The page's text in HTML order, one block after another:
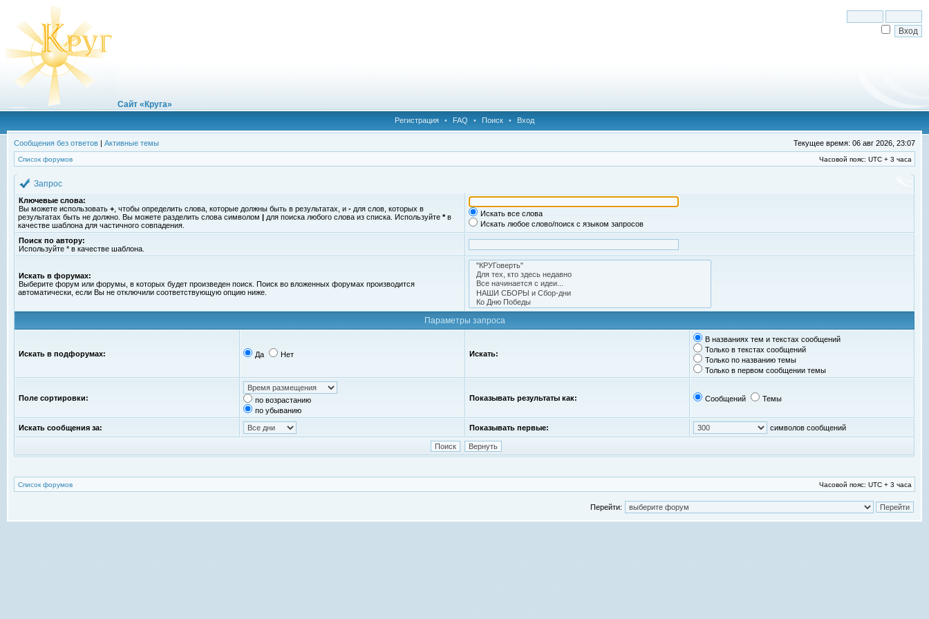
Сайт «Круга»
Регистрация • FAQ • Поиск • Вход
Сообщения без ответов | Активные темы Текущее время: 06 авг 2026, 23:07
Список форумов Часовой пояс: UTC + 3 часа
Запрос
Ключевые слова:
Вы можете использовать + , чтобы определить слова, которые должны быть в результатах, и - для слов, которых в
результатах быть не должно. Вы можете разделить слова символом | для поиска любого слова из списка. Используйте *в
качестве шаблона для частичного совпадения.
Искать все слова
Искать любое слово/поиск с языком запросов
Поиск по автору:
Используйте * в качестве шаблона.
Искать в форумах:
Выберите форум или форумы, в которых будет произведен поиск. Поиск во вложенных форумах производится
автоматически, если Вы не отключили соответствующую опцию ниже.
Параметры запроса
Искать в подфорумах: Да Нет Искать:
В названиях тем и текстах сообщений
Только в текстах сообщений
Только по названию темы
Только в первом сообщении темы
Поле сортировки:
по возрастанию
по убыванию
Показывать результаты как: Сообщений Темы
Искать сообщения за: Показывать первые: символов сообщений
Список форумов Часовой пояс: UTC + 3 часа
Перейти: